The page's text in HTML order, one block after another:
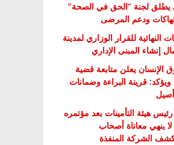
يطلق لجنة “الحق في الصحة”
ودعم المرضى
للقرار الوزاري لمدينة
إنشاء المبنى الإداري
الإنسان يعلن متابعة قضية
قرينة البراءة وضمانات
هيئة التأمينات بعد مؤتمره
ينهي معاناة أصحاب
الشركة المنفذة